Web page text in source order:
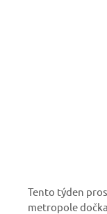
Tento týden
metropole